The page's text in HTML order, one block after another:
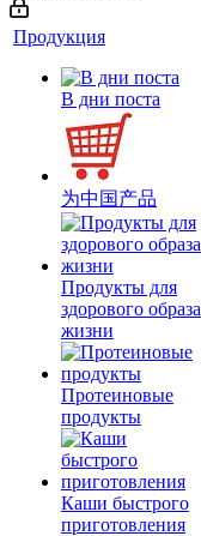
Продукция
В дни поста
为中国产品
Продукты для
здорового образа
жизни
Протеиновые
продукты
Каши быстрого
приготовления